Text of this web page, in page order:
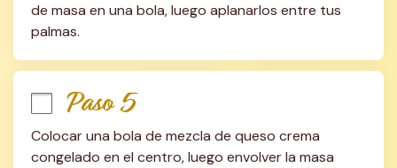
de masa en una bola, luego aplanarlos entre tus
palmas.
Paso 5
Colocar una bola de mezcla de queso crema
congelado en el centro, luego envolver la masa